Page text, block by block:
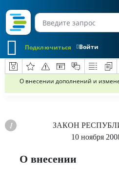
Войти
Подключиться
О внесении дополнений и
ЗАКОН
10 ноября
О внесении